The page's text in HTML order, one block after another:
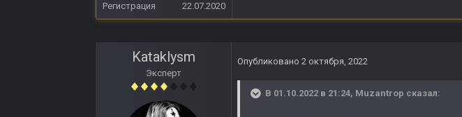
Регистрация
22.07.2020
Kataklysm
Эксперт
Опубликовано 2 октября, 2022
В 01.10.2022 в 21:24, Muzantrop сказал: